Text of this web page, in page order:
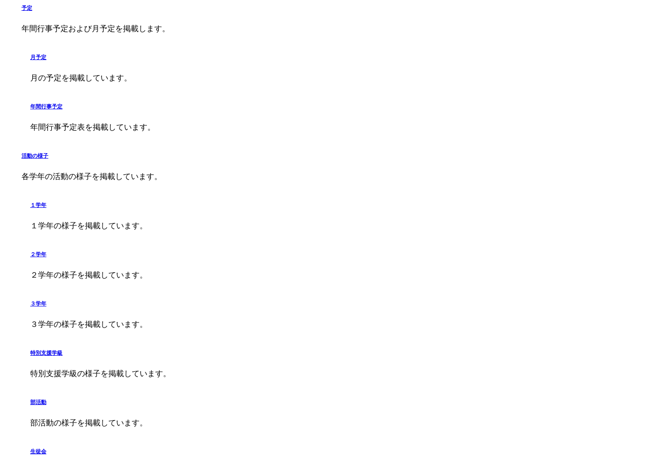
予定
年間行事予定および月予定を掲載します。
月予定
月の予定を掲載しています。
年間行事予定
年間行事予定表を掲載しています。
活動の様子
各学年の活動の様子を掲載しています。
１学年
１学年の様子を掲載しています。
２学年
２学年の様子を掲載しています。
３学年
３学年の様子を掲載しています。
特別支援学級
特別支援学級の様子を掲載しています。
部活動
部活動の様子を掲載しています。
生徒会